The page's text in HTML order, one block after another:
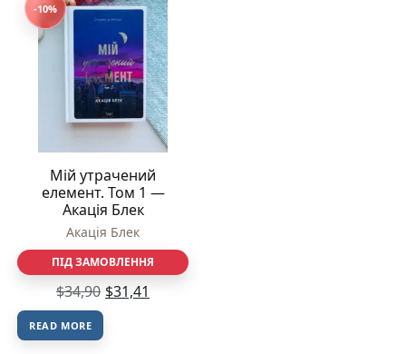
-10%
Мій утрачений
елемент. Том 1 —
Акація Блек
Акація Блек
ПІД ЗАМОВЛЕННЯ
$34,90 $31,41
READ MORE